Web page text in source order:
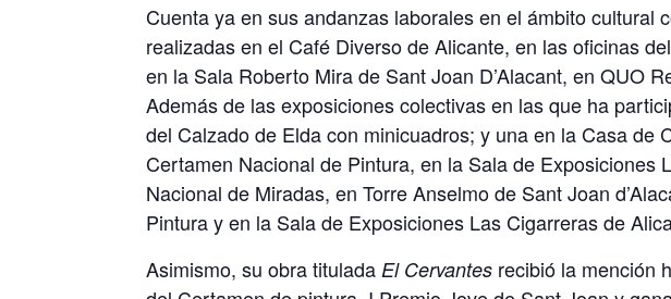
Cuenta ya en sus andanzas laborales en el ámbito cultural
realizadas en el Café Diverso de Alicante, en las oficinas
en la Sala Roberto Mira de Sant Joan D’Alacant, en QUO
Además de las exposiciones colectivas en las que ha
del Calzado de Elda con minicuadros; y una en la Casa de
Certamen Nacional de Pintura, en la Sala de Exposiciones
Nacional de Miradas, en Torre Anselmo de Sant Joan
Pintura y en la Sala de Exposiciones Las Cigarreras de
Asimismo, su obra titulada El Cervantes recibió la mención